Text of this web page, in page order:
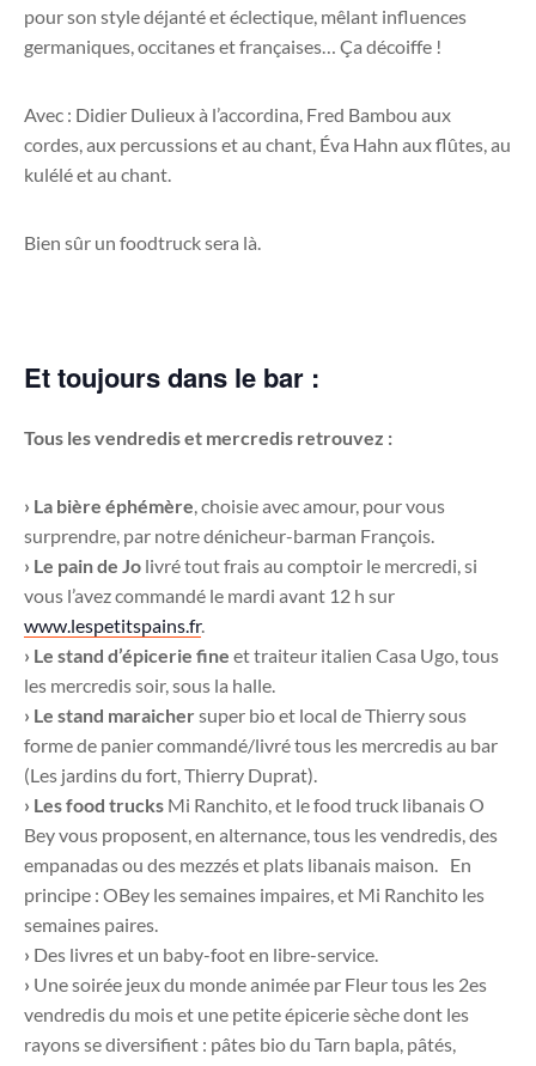
pour son style déjanté et éclectique, mêlant influences
germaniques, occitanes et françaises… Ça décoiffe !
Avec : Didier Dulieux à l’accordina, Fred Bambou aux
cordes, aux percussions et au chant, Éva Hahn aux flûtes, au
kulélé et au chant.
Bien sûr un foodtruck sera là.
Et toujours dans le bar :
Tous les vendredis et mercredis retrouvez :
› La bière éphémère, choisie avec amour, pour vous
surprendre, par notre dénicheur-barman François.
› Le pain de Jo livré tout frais au comptoir le mercredi, si
vous l’avez commandé le mardi avant 12 h sur
www.lespetitspains.fr.
› Le stand d’épicerie fine et traiteur italien Casa Ugo, tous
les mercredis soir, sous la halle.
› Le stand maraichersuper bio et local de Thierry sous
forme de panier commandé/livré tous les mercredis au bar
(Les jardins du fort, Thierry Duprat).
› Les food trucks Mi Ranchito, et le food truck libanais O
Bey vous proposent, en alternance, tous les vendredis, des
empanadas ou des mezzés et plats libanais maison. En
principe : OBey les semaines impaires, et Mi Ranchito les
semaines paires.
› Des livres et un baby-foot en libre-service.
› Une soirée jeux du monde animée par Fleur tous les 2es
vendredis du mois et une petite épicerie sèche dont les
rayons se diversifient : pâtes bio du Tarn bapla, pâtés,